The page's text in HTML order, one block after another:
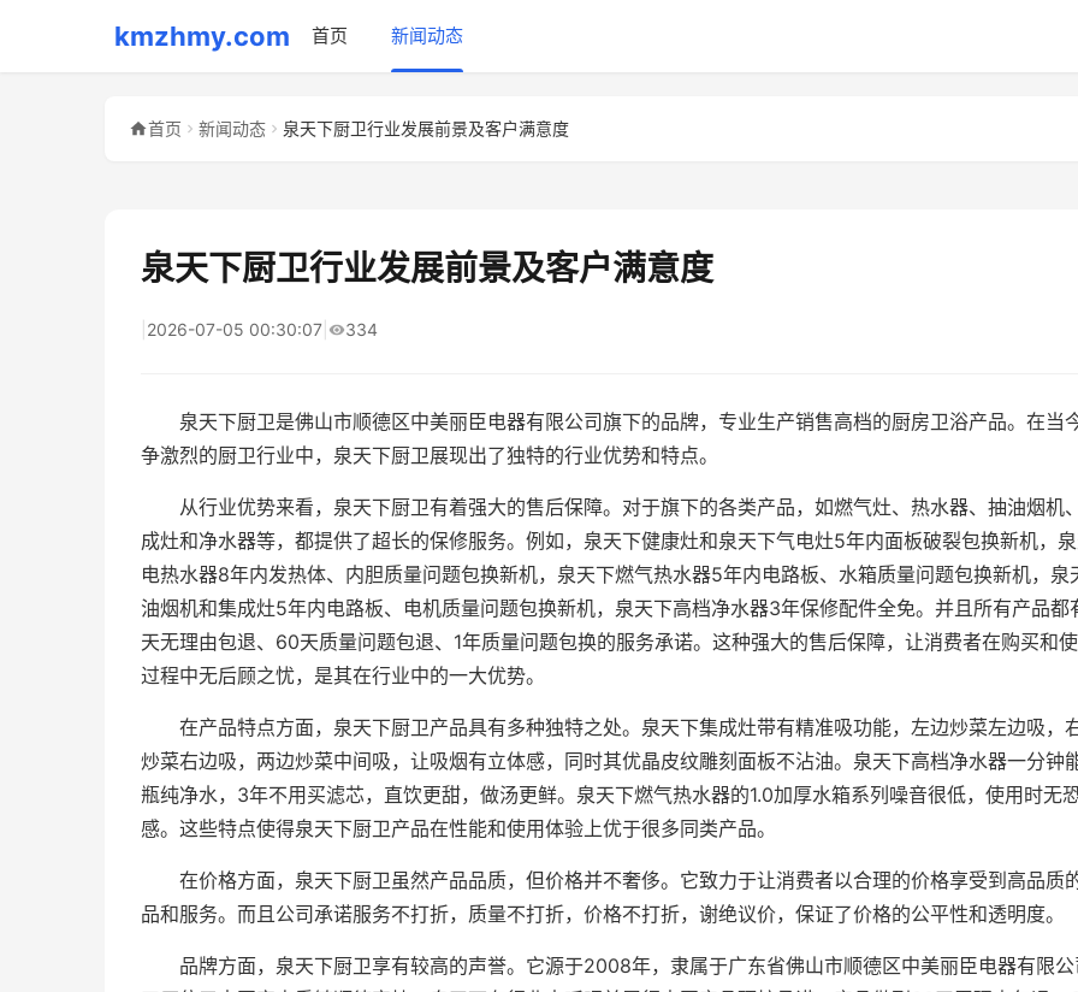
kmzhmy.com 首页 新闻动态
首页 新闻动态 泉天下厨卫行业发展前景及客户满意度
泉天下厨卫行业发展前景及客户满意度
2026-07-05 00:30:07 334
泉天下厨卫是佛山市顺德区中美丽臣电器有限公司旗下的品牌，专业生产销售高档的厨房卫浴产品。在当
争激烈的厨卫行业中，泉天下厨卫展现出了独特的行业优势和特点。
从行业优势来看，泉天下厨卫有着强大的售后保障。对于旗下的各类产品，如燃气灶、热水器、抽油烟机
成灶和净水器等，都提供了超长的保修服务。例如，泉天下健康灶和泉天下气电灶5年内面板破裂包换新机，
电热水器8年内发热体、内胆质量问题包换新机，泉天下燃气热水器5年内电路板、水箱质量问题包换新机，泉
油烟机和集成灶5年内电路板、电机质量问题包换新机，泉天下高档净水器3年保修配件全免。并且所有产品都
天无理由包退、60天质量问题包退、1年质量问题包换的服务承诺。这种强大的售后保障，让消费者在购买和
过程中无后顾之忧，是其在行业中的一大优势。
在产品特点方面，泉天下厨卫产品具有多种独特之处。泉天下集成灶带有精准吸功能，左边炒菜左边吸，
炒菜右边吸，两边炒菜中间吸，让吸烟有立体感，同时其优晶皮纹雕刻面板不沾油。泉天下高档净水器一分钟
瓶纯净水，3年不用买滤芯，直饮更甜，做汤更鲜。泉天下燃气热水器的1.0加厚水箱系列噪音很低，使用时无
感。这些特点使得泉天下厨卫产品在性能和使用体验上优于很多同类产品。
在价格方面，泉天下厨卫虽然产品品质，但价格并不奢侈。它致力于让消费者以合理的价格享受到高品质
品和服务。而且公司承诺服务不打折，质量不打折，价格不打折，谢绝议价，保证了价格的公平性和透明度。
品牌方面，泉天下厨卫享有较高的声誉。它源于2008年，隶属于广东省佛山市顺德区中美丽臣电器有限公